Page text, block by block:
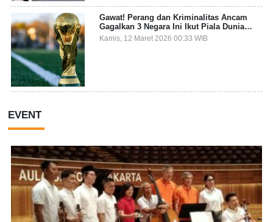
Gawat! Perang dan Kriminalitas Ancam
Gagalkan 3 Negara Ini Ikut Piala Dunia
2026
Kamis, 12 Maret 2026 00:33 WIB
EVENT